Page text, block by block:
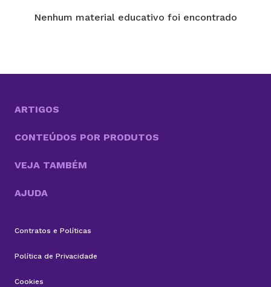
Nenhum material educativo foi encontrado
ARTIGOS
CONTEÚDOS POR PRODUTOS
VEJA TAMBÉM
AJUDA
Contratos e Políticas
Política de Privacidade
Cookies